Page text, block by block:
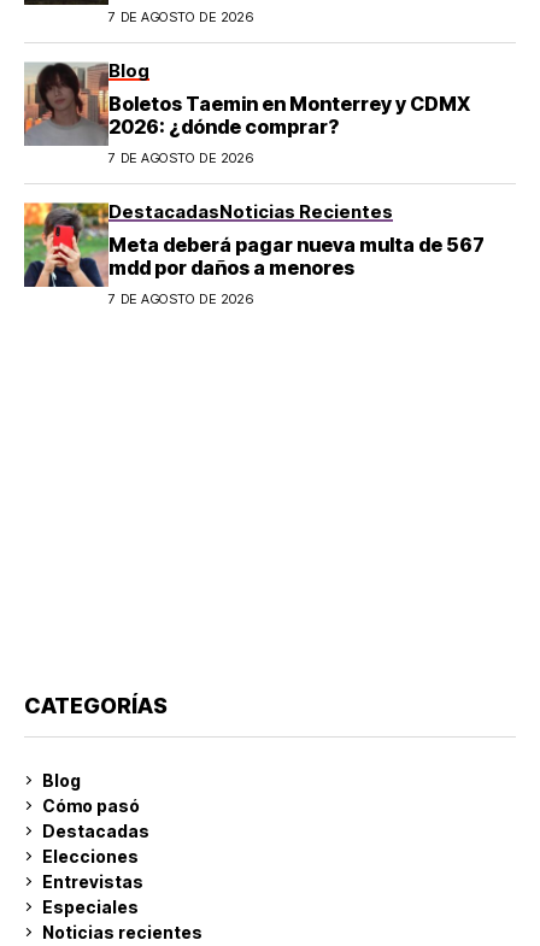
7 DE AGOSTO DE 2026
Blog
Boletos Taemin en Monterrey y CDMX
2026: ¿dónde comprar?
7 DE AGOSTO DE 2026
DestacadasNoticias Recientes
Meta deberá pagar nueva multa de 567
mdd por daños a menores
7 DE AGOSTO DE 2026
CATEGORÍAS
Blog
Cómo pasó
Destacadas
Elecciones
Entrevistas
Especiales
Noticias recientes